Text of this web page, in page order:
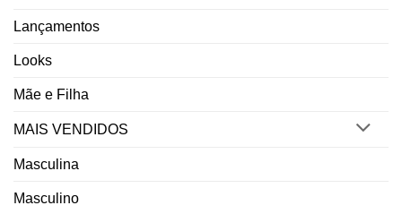
Lançamentos
Looks
Mãe e Filha
MAIS VENDIDOS
Masculina
Masculino